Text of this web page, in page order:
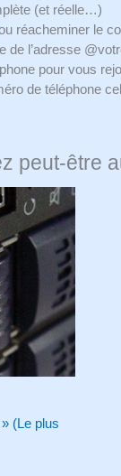
(et réelle…)
réacheminer le
de l’adresse
pour vous
de téléphone
peut-être
(Le plus